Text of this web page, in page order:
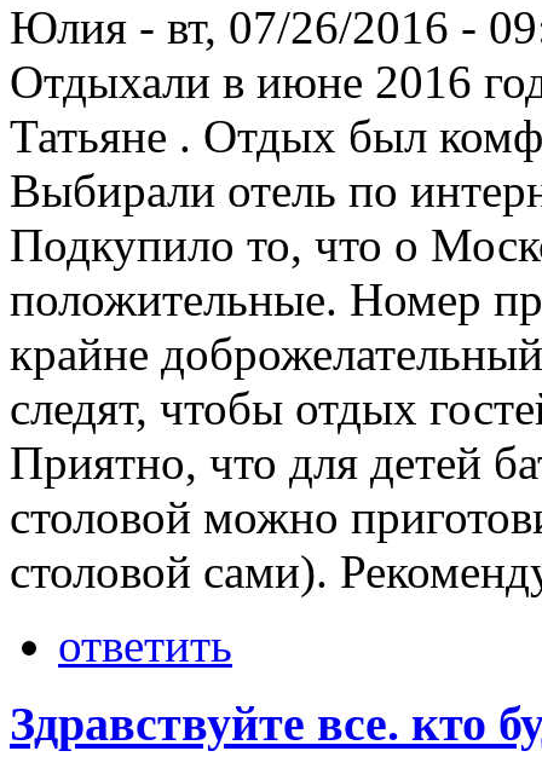
Юлия - вт, 07/26/2016 -
Отдыхали в июне 2016
Татьяне . Отдых был
Выбирали отель по
Подкупило то, что о
положительные. Номер
крайне
следят, чтобы отдых
Приятно, что для детей
столовой можно
столовой сами).
ответить
Здравствуйте все. кто